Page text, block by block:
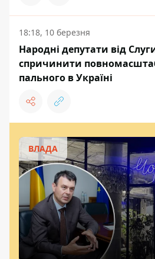
18:18, 10 березня
Народні депутати від
спричинити
пального в Україні
ВЛАДА